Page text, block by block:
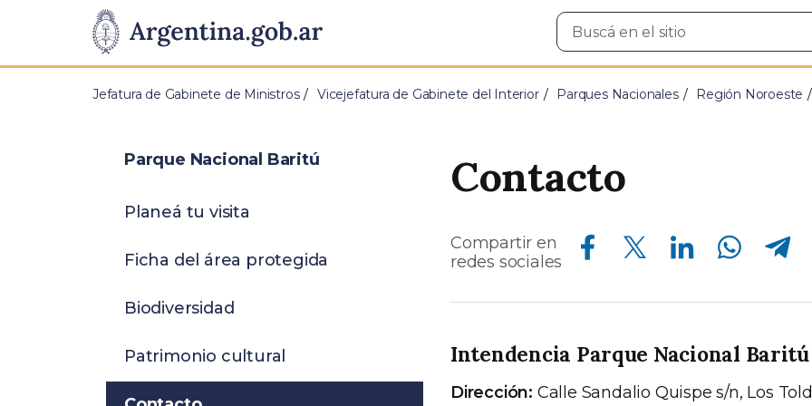
Presidencia
de
Pasar al contenido principal
Buscar
en
Jefatura de Gabinete de Ministros Vicejefatura de Gabinete del Interior Parques Nacionales Región Noroeste
Contacto
Compartir en
redes sociales
Compartir en Facebook Compartir en Twitter Compartir en Linkedin Compartir en Whatsapp Compartir en Telegram
Intendencia Parque Nacional Baritú
Dirección: Calle Sandalio Quispe s/n, Los
Parque Nacional Baritú
Planeá tu visita
Ficha del área protegida
Biodiversidad
Patrimonio cultural